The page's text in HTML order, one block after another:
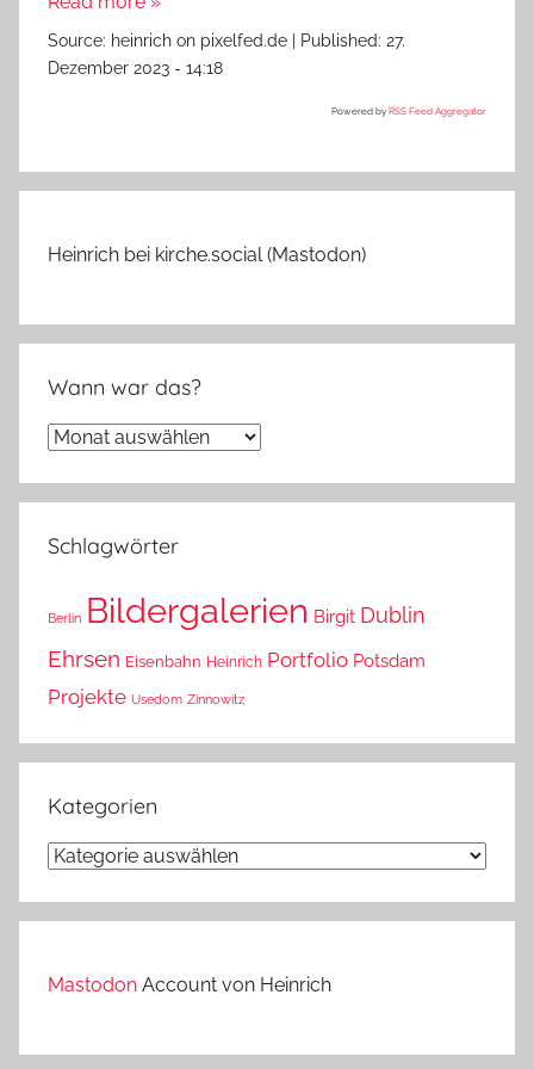
Source: heinrich on pixelfed.de Published: 27.
Dezember 2023 - 14:18
Powered by RSS Feed Aggregator
Heinrich bei kirche.social (Mastodon)
Wann war das?
Wann
das?
Schlagwörter
Berlin Bildergalerien Birgit Dublin
Ehrsen Eisenbahn Heinrich Portfolio Potsdam
Projekte Usedom Zinnowitz
Kategorien
Kategorien
Mastodon Account von Heinrich